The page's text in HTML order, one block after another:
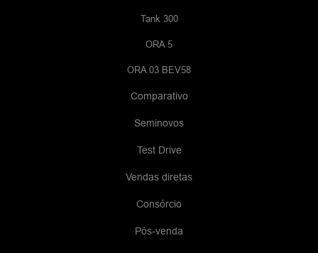
Tank 300
ORA 5
ORA 03 BEV58
Comparativo
Seminovos
Test Drive
Vendas diretas
Consórcio
Pós-venda